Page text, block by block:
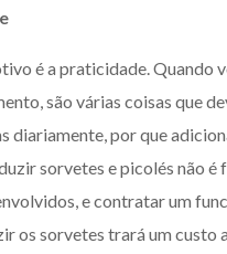
é a praticidade. Quando
são várias coisas que
diariamente, por que
sorvetes e picolés não é
e contratar um
os sorvetes trará um custo